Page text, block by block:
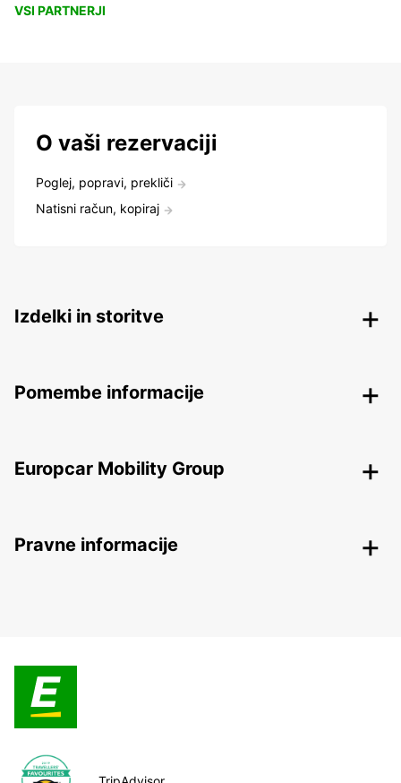
VSI PARTNERJI
O vaši rezervaciji
Poglej, popravi, prekliči
Natisni račun, kopiraj
Izdelki in storitve
Pomembe informacije
Europcar Mobility Group
Pravne informacije